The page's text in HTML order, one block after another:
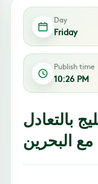
Day
Friday
Publish time
10:26 PM
بالتعادل
مع البحرين